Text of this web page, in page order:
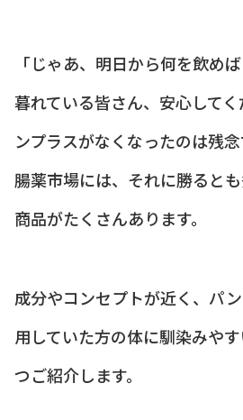
「じゃあ、明日から何を飲め
暮れている皆さん、安心して
ンプラスがなくなったのは残
腸薬市場には、それに勝ると
商品がたくさんあります。
成分やコンセプトが近く、パ
用していた方の体に馴染みや
つご紹介します。